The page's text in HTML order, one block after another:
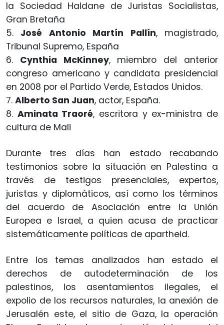
la Sociedad Haldane de Juristas Socialistas,
Gran Bretaña
5. José Antonio Martín Pallín, magistrado,
Tribunal Supremo, España
6. Cynthia McKinney, miembro del anterior
congreso americano y candidata presidencial
en 2008 por el Partido Verde, Estados Unidos.
7. Alberto San Juan, actor, España.
8. Aminata Traoré, escritora y ex-ministra de
cultura de Mali
Durante tres días han estado recabando
testimonios sobre la situación en Palestina a
través de testigos presenciales, expertos,
juristas y diplomáticos, así como los términos
del acuerdo de Asociación entre la Unión
Europea e Israel, a quien acusa de practicar
sistemáticamente políticas de apartheid.
Entre los temas analizados han estado el
derechos de autodeterminación de los
palestinos, los asentamientos ilegales, el
expolio de los recursos naturales, la anexión de
Jerusalén este, el sitio de Gaza, la operación